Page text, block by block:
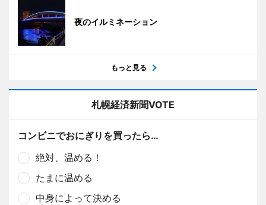
夜のイルミネーション
もっと見る
札幌経済新聞VOTE
コンビニでおにぎりを買ったら…
絶対、温める！
たまに温める
中身によって決める